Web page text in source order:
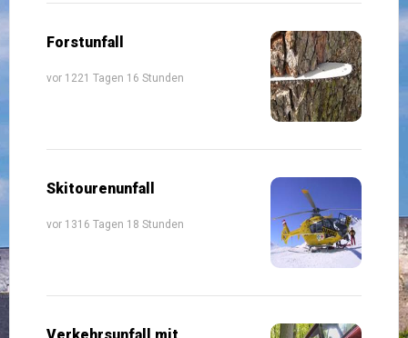
Forstunfall
vor 1221 Tagen 16 Stunden
Skitourenunfall
vor 1316 Tagen 18 Stunden